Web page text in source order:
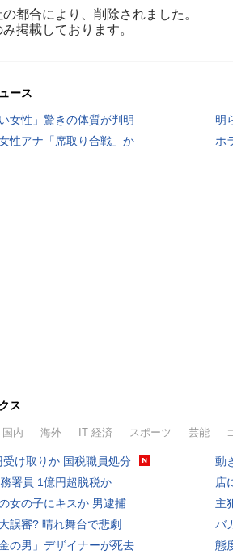
都合により、削除されました。
掲載しております。
ース
い女性」驚きの体質が判明
明
性アナ「席取り合戦」か
ホ
ス
国内 海外 IT 経済 スポーツ 芸能
受け取りか 国税職員処分
署員 1億円超脱税か
女の子にキスか 男逮捕
誤審? 晴れ舞台で悲劇
金の男」デザイナーが死去
動
店
主
バ
態